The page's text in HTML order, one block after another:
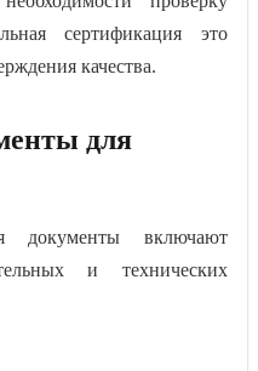
сертификация это
качества.
для
документы включают
и технических